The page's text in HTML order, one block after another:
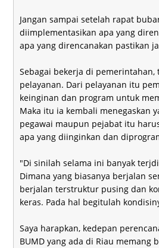
Jangan sampai setelah rapat
diimplementasikan apa yang
apa yang direncanakan pastikan
Sebagai bekerja di pemerintahan,
pelayanan. Dari pelayanan itu
keinginan dan program untuk
Maka itu ia kembali menegaskan
pegawai maupun pejabat itu
apa yang diinginkan dan
"Di sinilah selama ini banyak
Dimana yang biasanya berjalan
berjalan terstruktur pusing dan
keras. Pada hal begitulah
Saya harapkan, kedepan
BUMD yang ada di Riau memang